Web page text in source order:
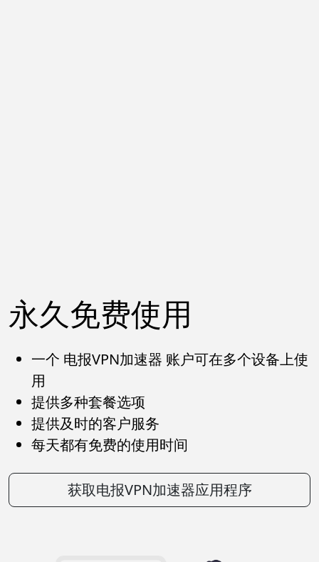
永久免费使用
一个 电报VPN加速器 账户可在多个设备上使
用
提供多种套餐选项
提供及时的客户服务
每天都有免费的使用时间
获取电报VPN加速器应用程序